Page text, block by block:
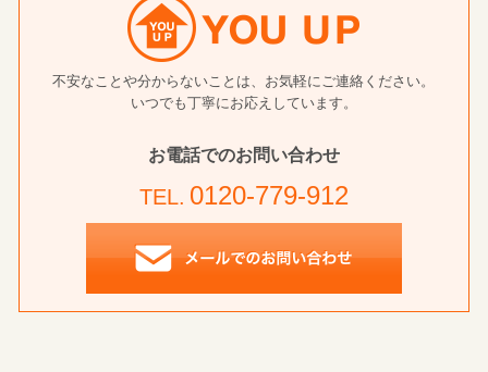
不安なことや分からないことは、お気軽にご連絡ください。
いつでも丁寧にお応えしています。
お電話でのお問い合わせ
TEL. 0120-779-912